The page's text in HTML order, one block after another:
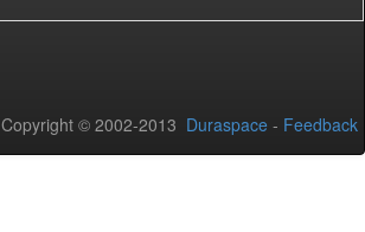
Copyright © 2002-2013 Duraspace - Feedback